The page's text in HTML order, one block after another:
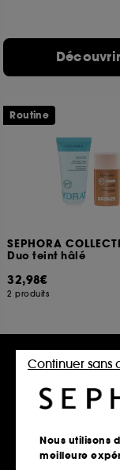
Découvrir
SEPHORA
Duo teint hâlé
32,98€
2 produits
Routine
Nous utilisons
meilleure
Continuer sans